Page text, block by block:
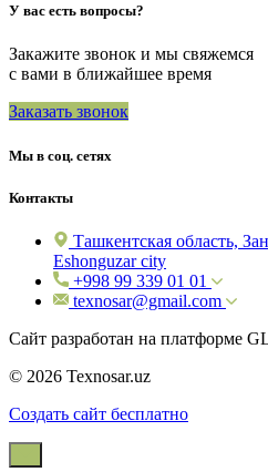
У вас есть вопросы?
Закажите звонок и мы свяжемся
с вами в ближайшее время
Заказать звонок
Мы в соц. сетях
Контакты
Ташкентская область,
Eshonguzar city
+998 99 339 01 01
texnosar@gmail.com
Сайт разработан на платформе
© 2026 Texnosar.uz
Создать cайт бесплатно